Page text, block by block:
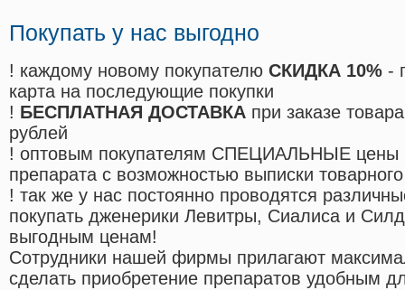
Покупать у нас выгодно
! каждому новому покупателю СКИДКА 10% -
карта на последующие покупки
! БЕСПЛАТНАЯ ДОСТАВКА при заказе
рублей
! оптовым покупателям СПЕЦИАЛЬНЫЕ цены
препарата с возможностью выписки
! так же у нас постоянно проводятся
покупать дженерики Левитры, Сиалиса и
выгодным ценам!
Cотрудники нашей фирмы прилагают
сделать приобретение препаратов удобным